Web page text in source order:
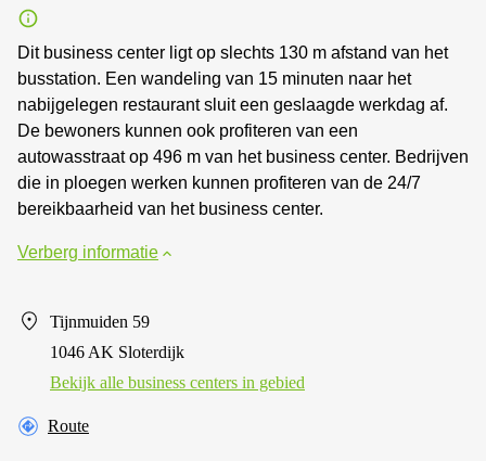
Dit business center ligt op slechts 130 m afstand van het
busstation. Een wandeling van 15 minuten naar het
nabijgelegen restaurant sluit een geslaagde werkdag af.
De bewoners kunnen ook profiteren van een
autowasstraat op 496 m van het business center. Bedrijven
die in ploegen werken kunnen profiteren van de 24/7
bereikbaarheid van het business center.
Verberg informatie
Tijnmuiden 59
1046 AK Sloterdijk
Bekijk alle business centers in gebied
Route